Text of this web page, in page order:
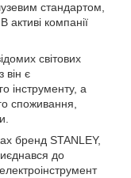
стандартом,
компанії
світових
він є
інструменту, а
споживання,
бренд STANLEY,
до